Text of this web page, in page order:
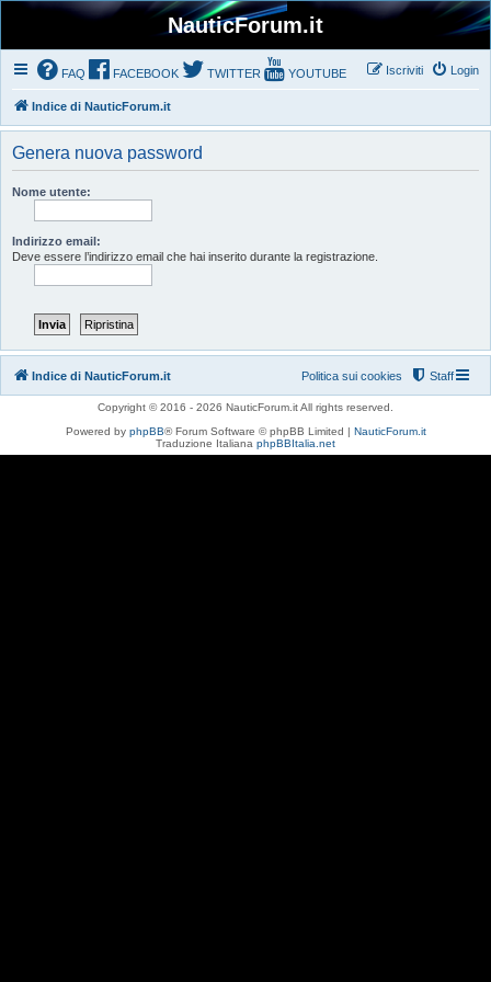
NauticForum.it
FAQ FACEBOOK TWITTER YOUTUBE Login
Iscriviti
Indice di NauticForum.it
Genera nuova password
Nome utente:
Indirizzo email:
Deve essere l’indirizzo email che hai inserito durante la registrazione.
Indice di NauticForum.it Staff
Politica sui cookies
Copyright © 2016 - 2026 NauticForum.it All rights reserved.
Powered by phpBB® Forum Software © phpBB Limited | NauticForum.it
Traduzione Italiana phpBBItalia.net